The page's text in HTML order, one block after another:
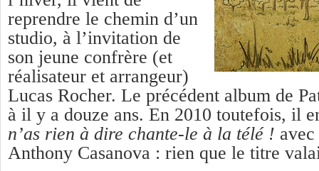
reprendre le chemin d’un
studio, à l’invitation de
son jeune confrère (et
réalisateur et arrangeur)
Lucas Rocher. Le précédent album de
à il y a douze ans. En 2010 toutefois, il
n’as rien à dire chante-le à la télé !
Anthony Casanova : rien que le titre